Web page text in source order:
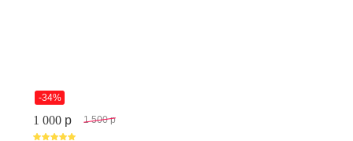
-34%
1 000 p 1 500 p